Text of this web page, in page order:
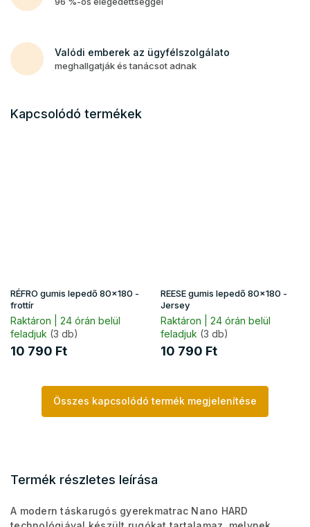
Valódi emberek az ügyfélszolgálato
meghallgatják és tanácsot adnak
Kapcsolódó termékek
RÉFRO gumis lepedő 80x180 -
frottír
Raktáron | 24 órán belül
feladjuk (3 db)
10 790 Ft
REESE gumis lepedő 80x180 -
Jersey
Raktáron | 24 órán belül
feladjuk (3 db)
10 790 Ft
Összes kapcsolódó termék megjelenítése
Termék részletes leírása
A modern táskarugós gyerekmatrac Nano HARD